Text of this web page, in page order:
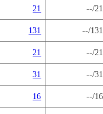
21 --/
131 --/
21 --/
31 --/
・・・viertel nach/
16 --/